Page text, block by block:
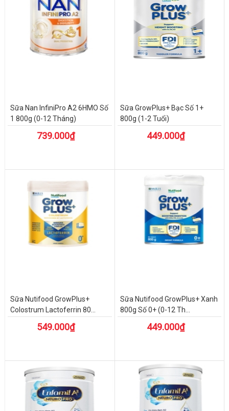
Sữa Nan InfiniPro A2 6HMO Số
1 800g (0-12 Tháng)
739.000₫
Sữa GrowPlus+ Bạc Số 1+
800g (1-2 Tuổi)
449.000₫
Sữa Nutifood GrowPlus+
Colostrum Lactoferrin 80...
549.000₫
Sữa Nutifood GrowPlus+ Xanh
800g Số 0+ (0-12 Th...
449.000₫